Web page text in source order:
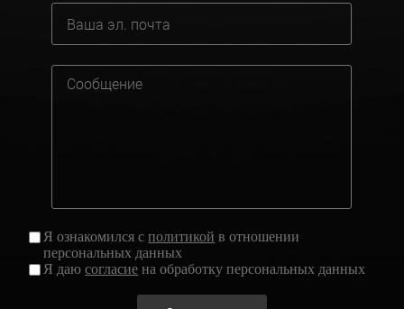
Я ознакомился сполитикой в отношении
персональных данных
Я даюсогласие на обработку персональных данных